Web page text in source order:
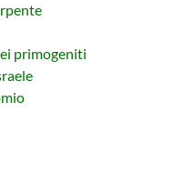
primogeniti